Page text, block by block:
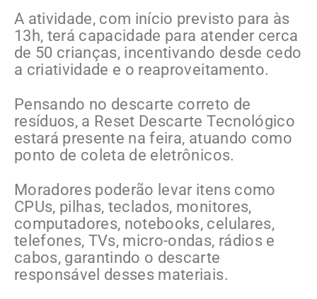
A atividade, com início previsto para às
13h, terá capacidade para atender cerca
de 50 crianças, incentivando desde cedo
a criatividade e o reaproveitamento.
Pensando no descarte correto de
resíduos, a Reset Descarte Tecnológico
estará presente na feira, atuando como
ponto de coleta de eletrônicos.
Moradores poderão levar itens como
CPUs, pilhas, teclados, monitores,
computadores, notebooks, celulares,
telefones, TVs, micro-ondas, rádios e
cabos, garantindo o descarte
responsável desses materiais.